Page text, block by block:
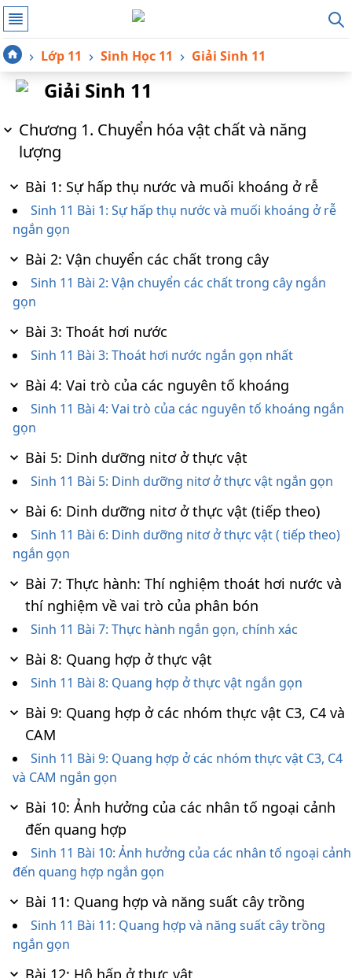
Lớp 11 Sinh Học 11 Giải Sinh 11
Giải Sinh 11
Chương 1. Chuyển hóa vật chất và năng
lượng
Bài 1: Sự hấp thụ nước và muối khoáng ở rễ
Sinh 11 Bài 1: Sự hấp thụ nước và muối khoáng ở rễ
ngắn gọn
Bài 2: Vận chuyển các chất trong cây
Sinh 11 Bài 2: Vận chuyển các chất trong cây ngắn
gọn
Bài 3: Thoát hơi nước
Sinh 11 Bài 3: Thoát hơi nước ngắn gọn nhất
Bài 4: Vai trò của các nguyên tố khoáng
Sinh 11 Bài 4: Vai trò của các nguyên tố khoáng ngắn
gọn
Bài 5: Dinh dưỡng nitơ ở thực vật
Sinh 11 Bài 5: Dinh dưỡng nitơ ở thực vật ngắn gọn
Bài 6: Dinh dưỡng nitơ ở thực vật (tiếp theo)
Sinh 11 Bài 6: Dinh dưỡng nitơ ở thực vật ( tiếp theo)
ngắn gọn
Bài 7: Thực hành: Thí nghiệm thoát hơi nước và
thí nghiệm về vai trò của phân bón
Sinh 11 Bài 7: Thực hành ngắn gọn, chính xác
Bài 8: Quang hợp ở thực vật
Sinh 11 Bài 8: Quang hợp ở thực vật ngắn gọn
Bài 9: Quang hợp ở các nhóm thực vật C3, C4 và
CAM
Sinh 11 Bài 9: Quang hợp ở các nhóm thực vật C3, C4
và CAM ngắn gọn
Bài 10: Ảnh hưởng của các nhân tố ngoại cảnh
đến quang hợp
Sinh 11 Bài 10: Ảnh hưởng của các nhân tố ngoại cảnh
đến quang hợp ngắn gọn
Bài 11: Quang hợp và năng suất cây trồng
Sinh 11 Bài 11: Quang hợp và năng suất cây trồng
ngắn gọn
Bài 12: Hô hấp ở thực vật